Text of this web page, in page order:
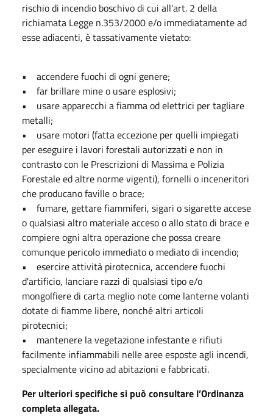
rischio di incendio boschivo di cui all'art. 2 della
richiamata Legge n.353/2000 e/o immediatamente ad
esse adiacenti, è tassativamente vietato:
• accendere fuochi di ogni genere;
• far brillare mine o usare esplosivi;
• usare apparecchi a fiamma od elettrici per tagliare
metalli;
• usare motori (fatta eccezione per quelli impiegati
per eseguire i lavori forestali autorizzati e non in
contrasto con le Prescrizioni di Massima e Polizia
Forestale ed altre norme vigenti), fornelli o inceneritori
che producano faville o brace;
• fumare, gettare fiammiferi, sigari o sigarette accese
o qualsiasi altro materiale acceso o allo stato di brace e
compiere ogni altra operazione che possa creare
comunque pericolo immediato o mediato di incendio;
• esercire attività pirotecnica, accendere fuochi
d'artificio, lanciare razzi di qualsiasi tipo e/o
mongolfiere di carta meglio note come lanterne volanti
dotate di fiamme libere, nonché altri articoli
pirotecnici;
• mantenere la vegetazione infestante e rifiuti
facilmente infiammabili nelle aree esposte agli incendi,
specialmente vicino ad abitazioni e fabbricati.
Per ulteriori specifiche si può consultare l’Ordinanza
completa allegata.